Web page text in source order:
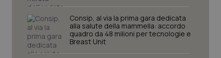
Consip, al via la prima gara dedicata
alla salute della mammella: accordo
quadro da 48 milioni per tecnologie e
Breast Unit